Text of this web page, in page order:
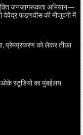
जनजागरूकता अभियान—
देवेंद्र फडणवीस की मौजूदगी में
समारोह का लाइव
ने प्रत्यक्ष व ऑनलाइन
प्रेमप्रकरण को लेकर तीखा
स्टूडियो का मुंबईलय